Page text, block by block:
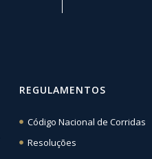
REGULAMENTOS
Código Nacional de Corridas
Resoluções